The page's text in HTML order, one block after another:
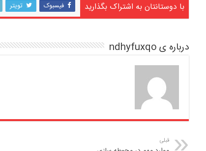
با دوستانتان به اشتراک بگذارید فیسبوک تویتر
درباره ی ndhyfuxqo
قبلی